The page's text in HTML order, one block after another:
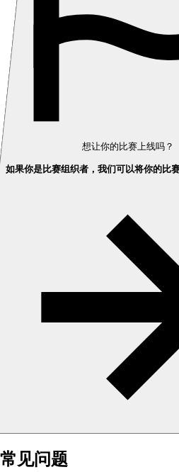
想让你的比赛上线吗？
如果你是比赛组织者，我们可以将你的比
常见问题